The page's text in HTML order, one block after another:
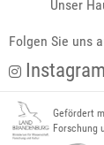
Unser
Folgen Sie uns
Instagram
Gefördert
Forschung